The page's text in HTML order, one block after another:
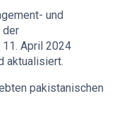
und
der
April 2024
aktualisiert.
pakistanischen